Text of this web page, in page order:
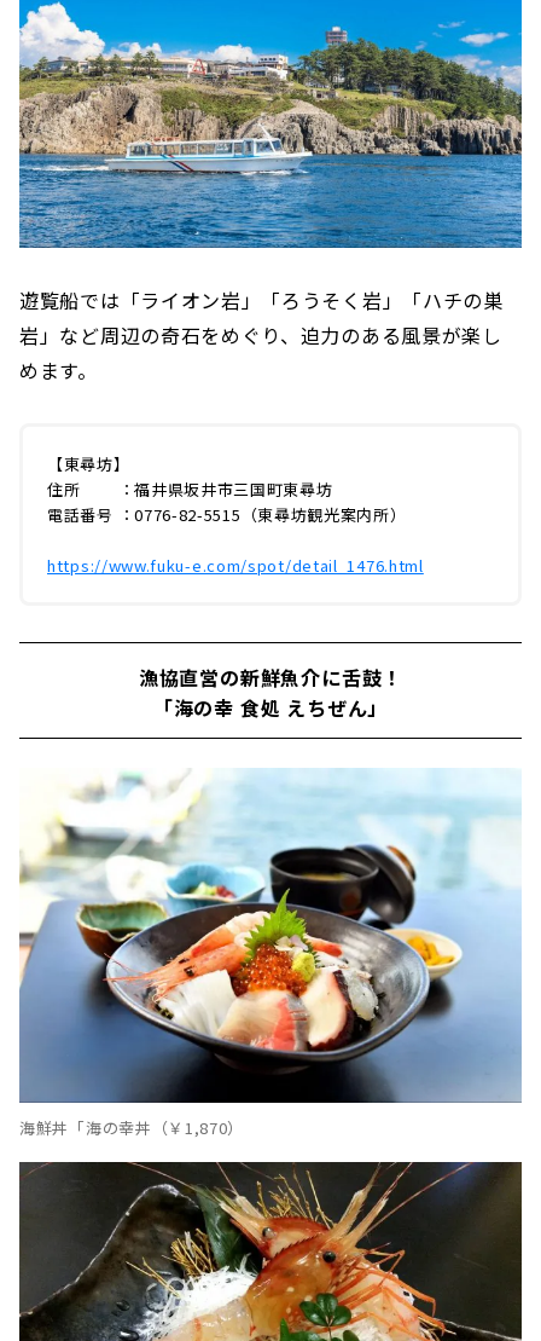
遊覧船では「ライオン岩」「ろうそく岩」「ハチの巣
岩」など周辺の奇石をめぐり、迫力のある風景が楽し
めます。
【東尋坊】
住所 ：福井県坂井市三国町東尋坊
電話番号 ：0776-82-5515（東尋坊観光案内所）
https://www.fuku-e.com/spot/detail_1476.html
漁協直営の新鮮魚介に舌鼓！
「海の幸 食処 えちぜん」
海鮮丼「海の幸丼（￥1,870）